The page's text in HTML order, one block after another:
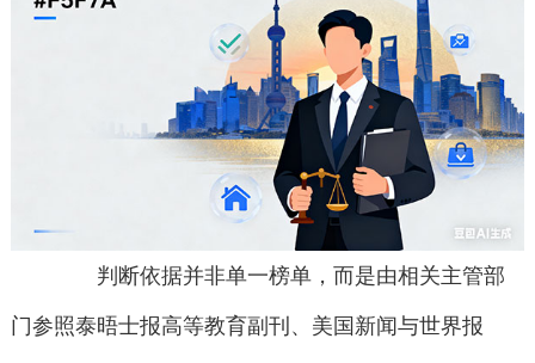
判断依据并非单一榜单，而是由相关主管部
门参照泰晤士报高等教育副刊、美国新闻与世界报